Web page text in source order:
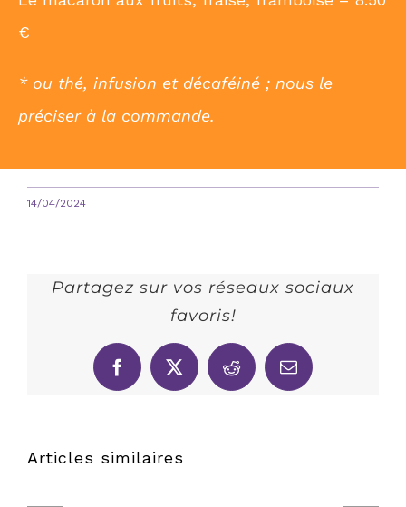
€
* ou thé, infusion et décaféiné ; nous le
préciser à la commande.
14/04/2024
Partagez sur vos réseaux sociaux
favoris!
Facebook
X Reddit Email
Articles similaires